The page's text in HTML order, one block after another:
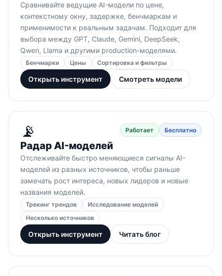
Сравнивайте ведущие AI-модели по цене,
контекстному окну, задержке, бенчмаркам и
применимости к реальным задачам. Подходит для
выбора между GPT, Claude, Gemini, DeepSeek,
Qwen, Llama и другими production-моделями.
Бенчмарки Цены Сортировка и фильтры
Открыть инструмент Смотреть модели
📡 Работает Бесплатно
Радар AI-моделей
Отслеживайте быстро меняющиеся сигналы AI-
моделей из разных источников, чтобы раньше
замечать рост интереса, новых лидеров и новые
названия моделей.
Трекинг трендов
Исследование моделей
Несколько источников
Открыть инструмент Читать блог